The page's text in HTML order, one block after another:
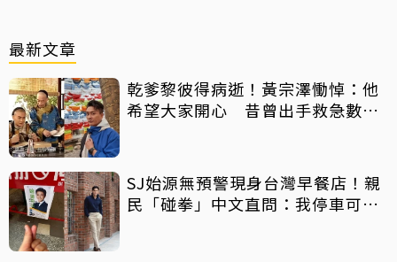
最新文章
乾爹黎彼得病逝！黃宗澤慟悼：他
希望大家開心 昔曾出手救急數十
SJ始源無預警現身台灣早餐店！親
民「碰拳」中文直問：我停車可以